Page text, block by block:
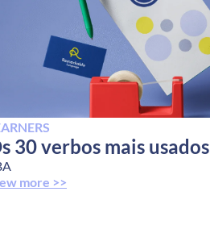
30 verbos mais usados
more >>